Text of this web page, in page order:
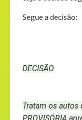
Segue a decisão:
DECISÃO
Tratam os autos